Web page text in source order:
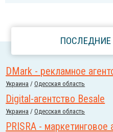
ПОСЛЕДНИЕ
DMark - рекламное
Украина /Одесская область
Digital-агентство Besale
Украина /Одесская область
PRISRA - маркетинговое